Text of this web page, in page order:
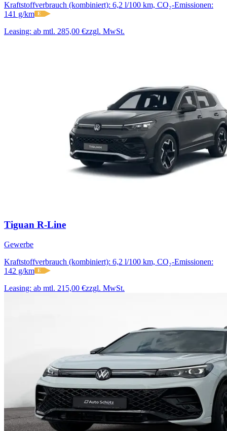
Kraftstoffverbrauch (kombiniert): 6,2 l/100 km, CO₂-Emissionen:
141 g/km E
Leasing: ab mtl. 285,00 €zzgl. MwSt.
Tiguan R-Line
Gewerbe
Kraftstoffverbrauch (kombiniert): 6,2 l/100 km, CO₂-Emissionen:
142 g/km E
Leasing: ab mtl. 215,00 €zzgl. MwSt.